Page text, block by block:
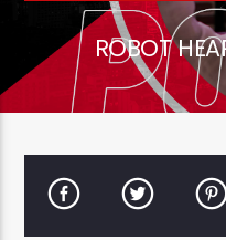
CURRENT TRACK
TI DIRÒ
TONY DALLARA
ROBOT